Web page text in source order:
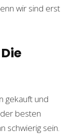
wir sind erst
gekauft und
besten
schwierig sein.